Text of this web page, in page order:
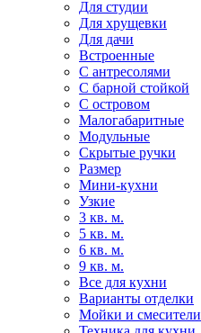
Для студии
Для хрущевки
Для дачи
Встроенные
С антресолями
С барной стойкой
С островом
Малогабаритные
Модульные
Скрытые ручки
Размер
Мини-кухни
Узкие
3 кв. м.
5 кв. м.
6 кв. м.
9 кв. м.
Все для кухни
Варианты отделки
Мойки и смесители